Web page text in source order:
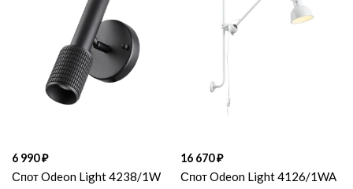
6 990
Спот Odeon Light 4238/1W
16 670
Спот Odeon Light 4126/1WA